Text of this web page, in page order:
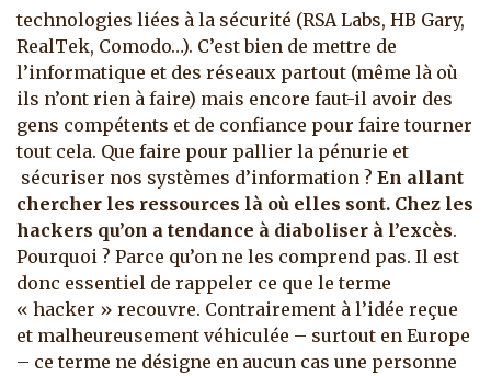
technologies liées à la sécurité (RSA Labs, HB Gary,
RealTek, Comodo…). C’est bien de mettre de
l’informatique et des réseaux partout (même là où
ils n’ont rien à faire) mais encore faut-il avoir des
gens compétents et de confiance pour faire tourner
tout cela. Que faire pour pallier la pénurie et
sécuriser nos systèmes d’information ? En allant
chercher les ressources là où elles sont. Chez les
hackers qu’on a tendance à diaboliser à l’excès.
Pourquoi ? Parce qu’on ne les comprend pas. Il est
donc essentiel de rappeler ce que le terme
« hacker » recouvre. Contrairement à l’idée reçue
et malheureusement véhiculée – surtout en Europe
– ce terme ne désigne en aucun cas une personne